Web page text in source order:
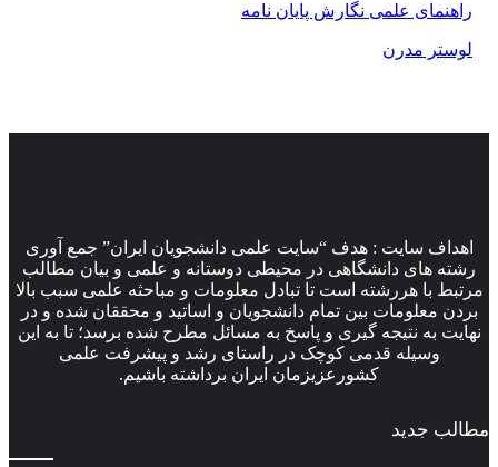
راهنمای علمی نگارش پایان نامه
لوستر مدرن
اهداف سایت : هدف “سایت علمی دانشجویان ایران” جمع آوری
رشته های دانشگاهی در محیطی دوستانه و علمی و بیان مطالب
مرتبط با هررشته است تا تبادل معلومات و مباحثه علمی سبب بالا
بردن معلومات بین تمام دانشجویان و اساتید و محققان شده و در
نهایت به نتیجه گیری و پاسخ به مسائل مطرح شده برسد؛ تا به این
وسیله قدمی کوچک در راستای رشد و پیشرفت علمی
کشورعزیزمان ایران برداشته باشیم.
مطالب جدید